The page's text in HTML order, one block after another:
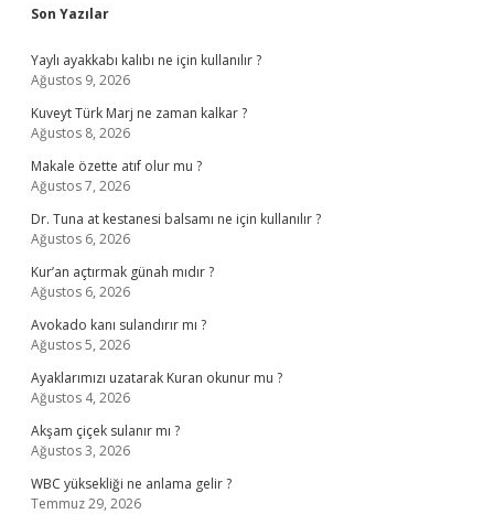
Sidebar
Son Yazılar
Yaylı ayakkabı kalıbı ne için kullanılır ?
Ağustos 9, 2026
Kuveyt Türk Marj ne zaman kalkar ?
Ağustos 8, 2026
Makale özette atıf olur mu ?
Ağustos 7, 2026
Dr. Tuna at kestanesi balsamı ne için kullanılır ?
Ağustos 6, 2026
Kur’an açtırmak günah mıdır ?
Ağustos 6, 2026
Avokado kanı sulandırır mı ?
Ağustos 5, 2026
Ayaklarımızı uzatarak Kuran okunur mu ?
Ağustos 4, 2026
Akşam çiçek sulanır mı ?
Ağustos 3, 2026
WBC yüksekliği ne anlama gelir ?
Temmuz 29, 2026